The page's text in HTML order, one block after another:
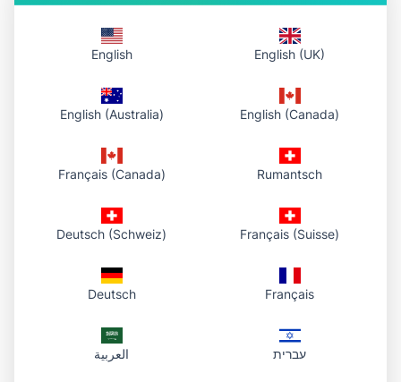
ikony v štýle aplikácií, obrázky s jemnými okrajmi pre
sociálne médiá alebo miniatúry s nastaviteľným polomerom a
English English (UK)
English (Australia) English (Canada)
Français (Canada) Rumantsch
Deutsch (Schweiz) Français (Suisse)
Deutsch Français
العربية עברית